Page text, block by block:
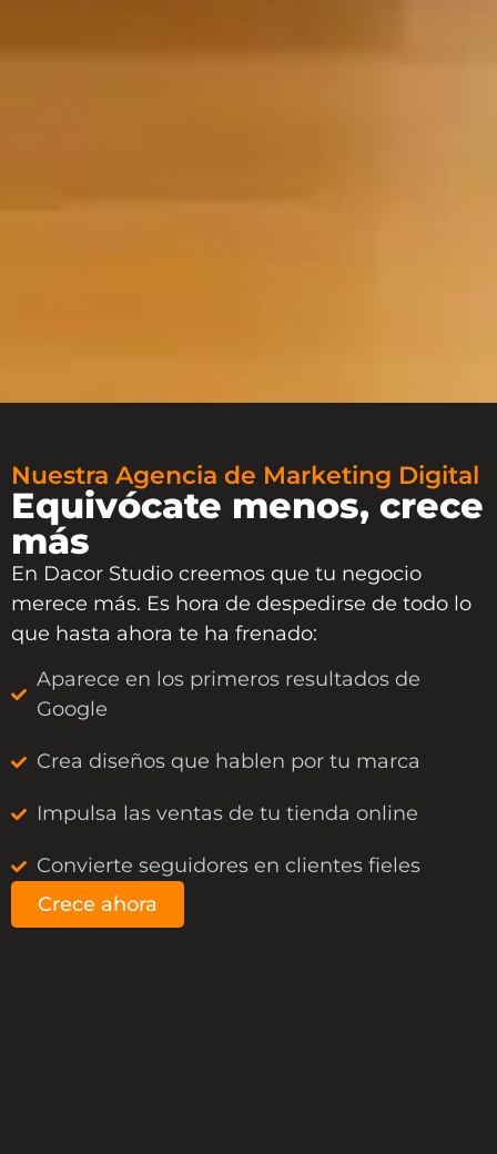
Nuestra Agencia de Marketing Digital
Equivócate menos, crece
más
En Dacor Studio creemos que tu negocio
merece más. Es hora de despedirse de todo lo
que hasta ahora te ha frenado:
Aparece en los primeros resultados de
Google
Crea diseños que hablen por tu marca
Impulsa las ventas de tu tienda online
Convierte seguidores en clientes fieles
Crece ahora